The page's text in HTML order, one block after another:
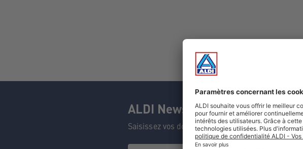
ALDI Newsletter
Saisissez vos données et ne manquez aucune